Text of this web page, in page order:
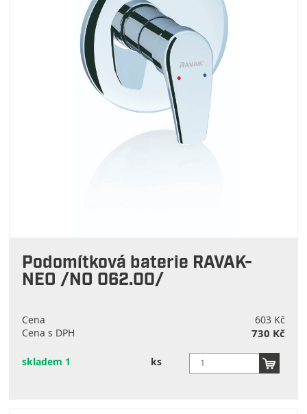
Podomítková baterie RAVAK-
NEO /NO 062.00/
Cena
603 Kč
Cena s DPH
730 Kč
skladem 1 ks